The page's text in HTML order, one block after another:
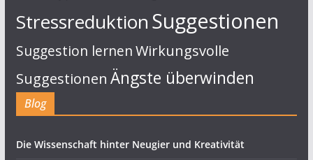
StressreduktionSuggestionen
Suggestion lernenWirkungsvolle
Suggestionen Ängste überwinden
Blog
Die Wissenschaft hinter Neugier und Kreativität